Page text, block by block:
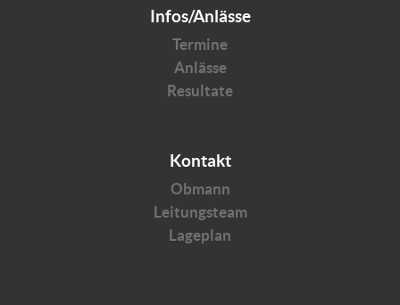
Infos/Anlässe
Termine
Anlässe
Resultate
Kontakt
Obmann
Leitungsteam
Lageplan